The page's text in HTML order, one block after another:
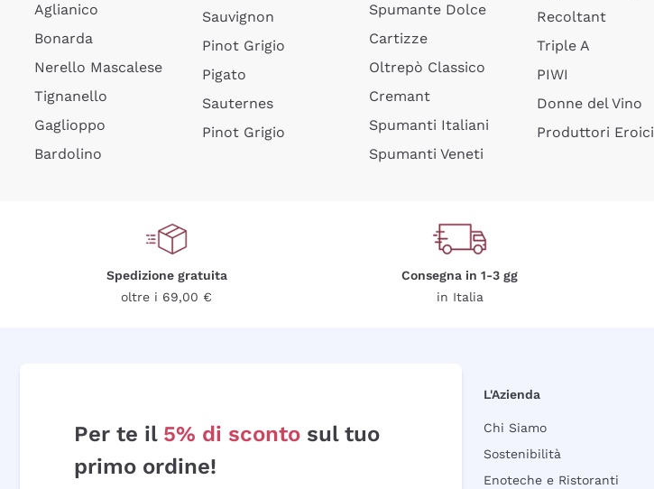
Aglianico
Bonarda
Nerello Mascalese
Tignanello
Gaglioppo
Bardolino
Sauvignon
Pinot Grigio
Pigato
Sauternes
Pinot Grigio
Spumante Dolce
Cartizze
Oltrepò Classico
Cremant
Spumanti Italiani
Spumanti Veneti
Recoltant
Triple A
PIWI
Donne del Vino
Produttori Eroici
Spedizione gratuita
oltre i 69,00 €
Consegna in 1-3 gg
in Italia
Per te il 5% di sconto sul tuo
primo ordine!
L'Azienda
Chi Siamo
Sostenibilità
Enoteche e Ristoranti